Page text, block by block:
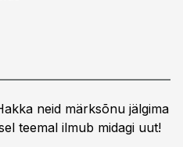
neid märksõnu jälgima
teemal ilmub midagi uut!